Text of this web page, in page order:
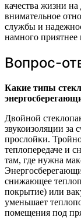
качества жизни
внимательное
службы и
намного приятнее
Вопрос-
Какие типы
Двойной
звукоизоляции за
прослойки.
теплопередаче и
там, где нужна
снижающее
покрытие) или
уменьшает
помещения под